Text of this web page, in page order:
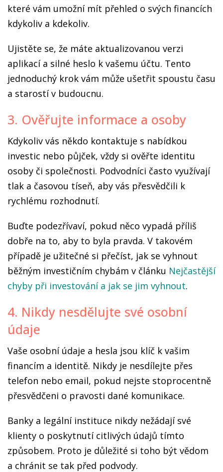
které vám umožní mít přehled o svých financích
kdykoliv a kdekoliv.
Ujistěte se, že máte aktualizovanou verzi
aplikací a silné heslo k vašemu účtu. Tento
jednoduchý krok vám může ušetřit spoustu času
a starostí v budoucnu.
3. Ověřujte informace a osoby
Kdykoliv vás někdo kontaktuje s nabídkou
investic nebo půjček, vždy si ověřte identitu
osoby či společnosti. Podvodníci často využívají
tlak a časovou tíseň, aby vás přesvědčili k
rychlému rozhodnutí.
Buďte podezřívaví, pokud něco vypadá příliš
dobře na to, aby to byla pravda. V takovém
případě je užitečné si přečíst, jak se vyhnout
běžným investičním chybám v článku Nejčastější
chyby při investování a jak se jim vyhnout.
4. Nikdy nesdělujte své osobní
údaje
Vaše osobní údaje a hesla jsou klíč k vašim
financím a identitě. Nikdy je nesdílejte přes
telefon nebo email, pokud nejste stoprocentně
přesvědčeni o pravosti dané komunikace.
Banky a legální instituce nikdy nežádají své
klienty o poskytnutí citlivých údajů tímto
způsobem. Proto je důležité si toho být vědom
a chránit se tak před podvody.